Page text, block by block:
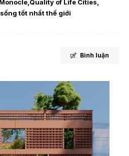
Monocle Quality of Life Cities
tốt nhất thế giới
Bình luận